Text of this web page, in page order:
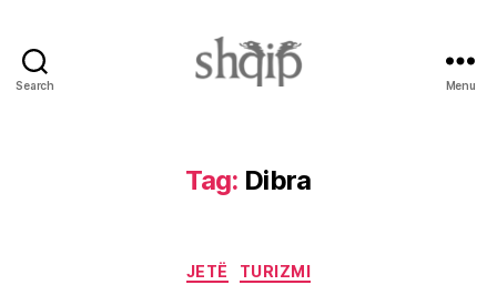
Search Menu
Tag: Dibra
Categories
JETË TURIZMI